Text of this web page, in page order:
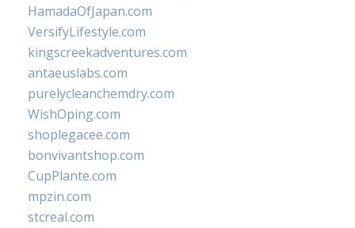
HamadaOfJapan.com
VersifyLifestyle.com
kingscreekadventures.com
antaeuslabs.com
purelycleanchemdry.com
WishOping.com
shoplegacee.com
bonvivantshop.com
CupPlante.com
mpzin.com
stcreal.com